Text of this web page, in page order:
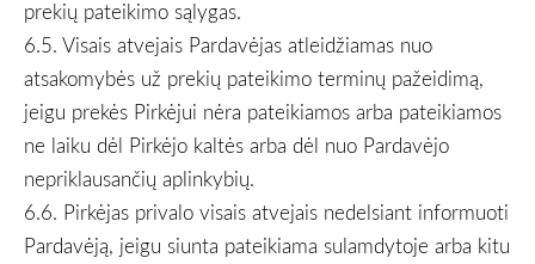
prekių pateikimo sąlygas.
6.5. Visais atvejais Pardavėjas atleidžiamas nuo
atsakomybės už prekių pateikimo terminų pažeidimą,
jeigu prekės Pirkėjui nėra pateikiamos arba pateikiamos
ne laiku dėl Pirkėjo kaltės arba dėl nuo Pardavėjo
nepriklausančių aplinkybių.
6.6. Pirkėjas privalo visais atvejais nedelsiant informuoti
Pardavėją, jeigu siunta pateikiama sulamdytoje arba kitu